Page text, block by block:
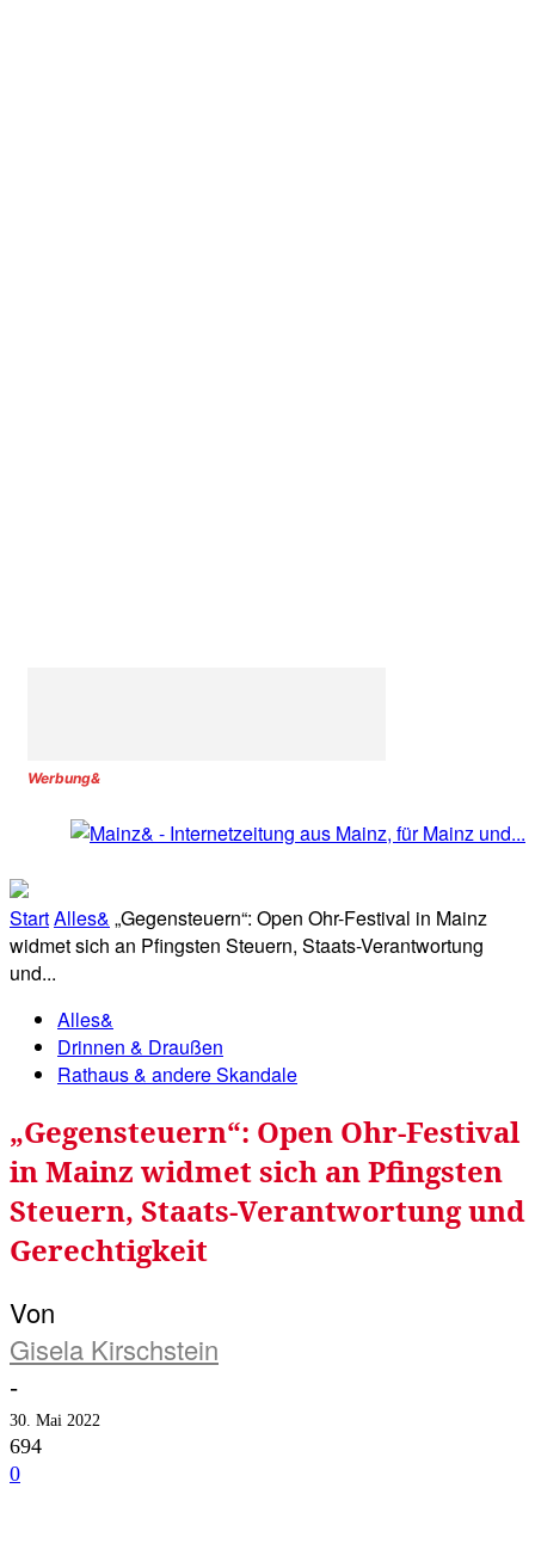
Werbung&
StartAlles& „Gegensteuern“: Open Ohr-Festival in Mainz
widmet sich an Pfingsten Steuern, Staats-Verantwortung
und...
Alles&
Drinnen & Draußen
Rathaus & andere Skandale
„Gegensteuern“: Open Ohr-Festival
in Mainz widmet sich an Pfingsten
Steuern, Staats-Verantwortung und
Gerechtigkeit
Von
Gisela Kirschstein
-
30. Mai 2022
694
0